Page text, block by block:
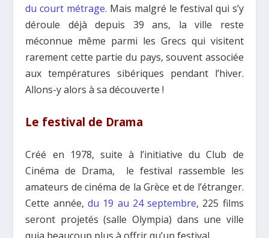
du court métrage. Mais malgré le festival qui s’y
déroule déjà depuis 39 ans, la ville reste
méconnue même parmi les Grecs qui visitent
rarement cette partie du pays, souvent associée
aux températures sibériques pendant l’hiver.
Allons-y alors à sa découverte !
Le festival de Drama
Créé en 1978, suite à l’initiative du Club de
Cinéma de Drama, le festival rassemble les
amateurs de cinéma de la Grèce et de l’étranger.
Cette année, du 19 au 24 septembre, 225 films
seront projetés (salle Olympia) dans une ville